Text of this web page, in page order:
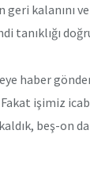
kalanını
tanıklığı
haber
işimiz
beş-on